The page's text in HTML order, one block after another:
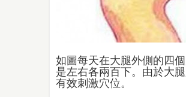
如圖每天在大腿外側的四
是左右各兩百下。由於大
有效刺激穴位。